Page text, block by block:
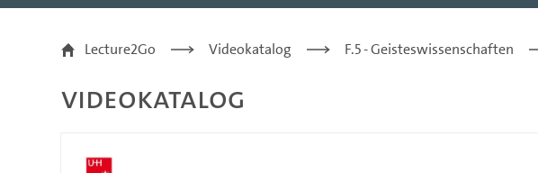
Einführung in die Geschichte
Lecture2Go Videokatalog F.5 - Geisteswissenschaften
Videokatalog